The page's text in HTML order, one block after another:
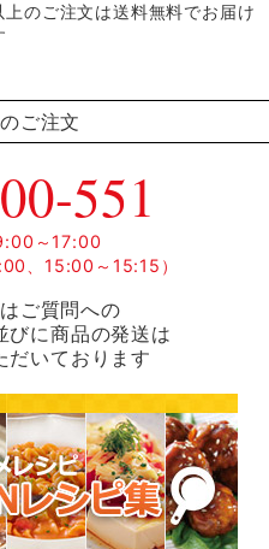
のご注文は送料無料でお届け
ご注文
551
～17:00
、15:00～15:15）
ご質問への
びに商品の発送は
だいております